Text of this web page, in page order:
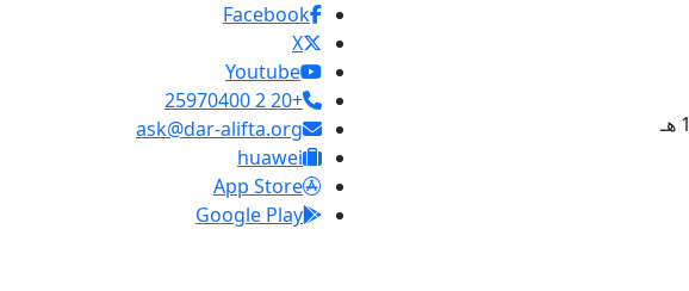
Facebook
X
Youtube
+20 2 25970400
ask@dar-alifta.org
huawei
App Store
Google Play